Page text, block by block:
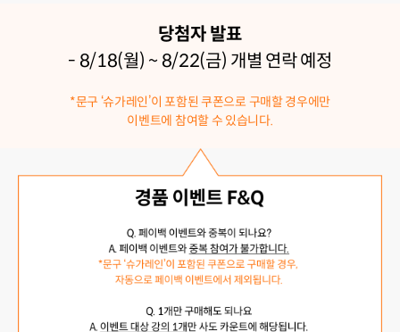
당첨자 발표
- 8/18(월) ~ 8/22(금) 개별 연락 예정
*문구 ‘슈가레인’이 포함된 쿠폰으로 구매할 경우에만
이벤트에 참여할 수 있습니다.